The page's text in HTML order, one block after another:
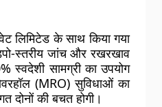
लिमिटेड के साथ किया गया
स्तरीय जांच और रखरखाव
स्वदेशी सामग्री का उपयोग
(MRO) सुविधाओं का
दोनों की बचत होगी।